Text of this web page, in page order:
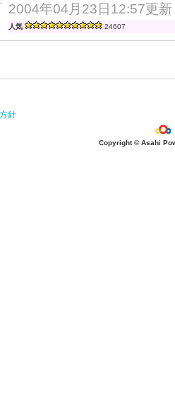
2004年04月23日12:57更新
人気 24607
針
Copyright © Asahi